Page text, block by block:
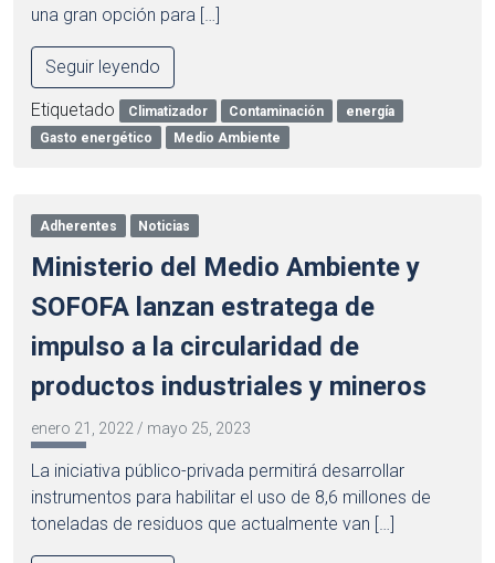
una gran opción para […]
Seguir leyendo
Etiquetado Climatizador Contaminación
energía
Gasto energético
Medio Ambiente
Adherentes Noticias
Ministerio del Medio Ambiente y
SOFOFA lanzan estratega de
impulso a la circularidad de
productos industriales y mineros
enero 21, 2022 / mayo 25, 2023
La iniciativa público-privada permitirá desarrollar
instrumentos para habilitar el uso de 8,6 millones de
toneladas de residuos que actualmente van […]